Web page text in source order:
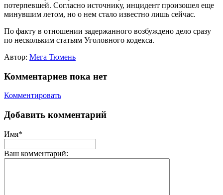
потерпевшей. Согласно источнику, инцидент произошел еще
минувшим летом, но о нем стало известно лишь сейчас.
По факту в отношении задержанного возбуждено дело сразу
по нескольким статьям Уголовного кодекса.
Автор: Мега Тюмень
Комментариев пока нет
Комментировать
Добавить комментарий
Имя*
Ваш комментарий: